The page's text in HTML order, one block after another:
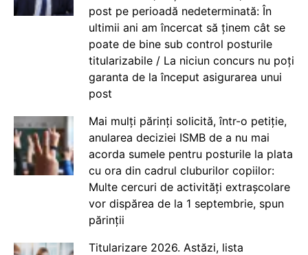
post pe perioadă nedeterminată: În
ultimii ani am încercat să ținem cât se
poate de bine sub control posturile
titularizabile / La niciun concurs nu poți
garanta de la început asigurarea unui
post
Mai mulți părinți solicită, într-o petiție,
anularea deciziei ISMB de a nu mai
acorda sumele pentru posturile la plata
cu ora din cadrul cluburilor copiilor:
Multe cercuri de activități extrașcolare
vor dispărea de la 1 septembrie, spun
părinții
Titularizare 2026. Astăzi, lista